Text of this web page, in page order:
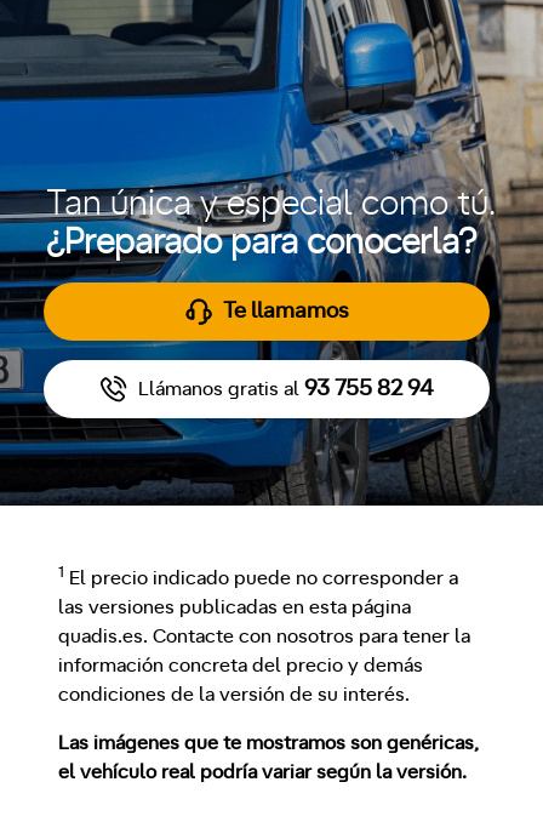
Tan única y especial como tú.
¿Preparado para conocerla?
Te llamamos
Llámanos gratis al 93 755 82 94
1
El precio indicado puede no corresponder a
las versiones publicadas en esta página
quadis.es. Contacte con nosotros para tener la
información concreta del precio y demás
condiciones de la versión de su interés.
Las imágenes que te mostramos son genéricas,
el vehículo real podría variar según la versión.